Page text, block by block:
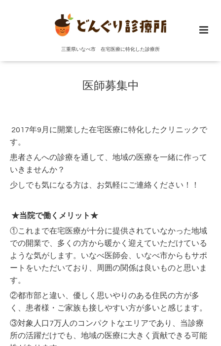
三重県いなべ市 在宅医療に特化した診療所
医師募集中
2017年9月に開業した在宅医療に特化したクリニックで
す。
患者さんへの診療を通して、地域の医療を一緒に作って
いきませんか？
少しでも気になる方は、お気軽にご連絡ください！！
★当院で働くメリット★
①これまで在宅医療が十分に提供されていなかった地域
での開業で、多くの方から暖かく迎えていただけている
ような気がします。いなべ医師会、いなべ市からもサポ
ートをいただいており、周囲の関係は良いものと思いま
す。
②都市部と違い、優しく思いやりのある住民の方が多
く、患者様・ご家族も接しやすい方が多いと感じます。
③対象人口7万人のコンパクトなエリアであり、当診療
所の活躍だけでも、地域の医療に大きく貢献できる可能